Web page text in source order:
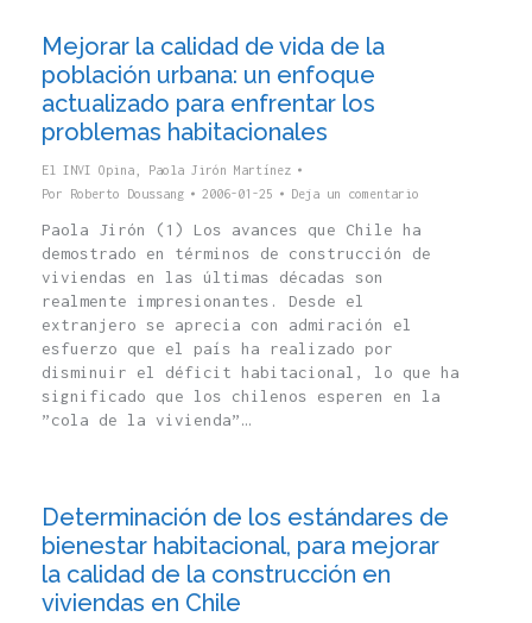
Mejorar la calidad de vida de la
población urbana: un enfoque
actualizado para enfrentar los
problemas habitacionales
El INVI Opina
Paola Jirón Martínez
Por Roberto Doussang 2006-01-25 Deja un comentario
Paola Jirón (1) Los avances que Chile ha
demostrado en términos de construcción de
viviendas en las últimas décadas son
realmente impresionantes. Desde el
extranjero se aprecia con admiración el
esfuerzo que el país ha realizado por
disminuir el déficit habitacional, lo que ha
significado que los chilenos esperen en la
”cola de la vivienda”…
Determinación de los estándares de
bienestar habitacional, para mejorar
la calidad de la construcción en
viviendas en Chile